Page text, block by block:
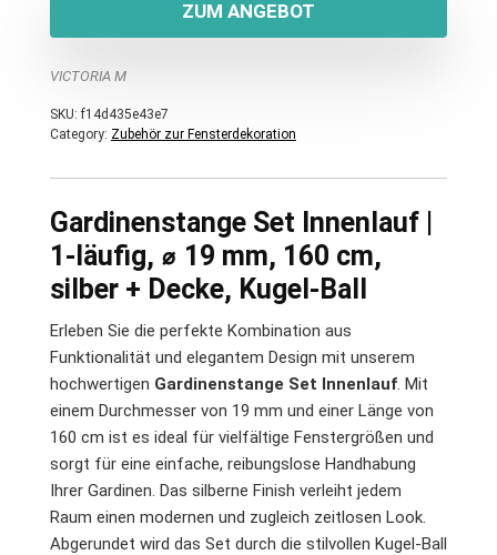
ZUM ANGEBOT
VICTORIA M
SKU:f14d435e43e7
Category: Zubehör zur Fensterdekoration
Gardinenstange Set Innenlauf |
1-läufig, ⌀ 19 mm, 160 cm,
silber + Decke, Kugel-Ball
Erleben Sie die perfekte Kombination aus
Funktionalität und elegantem Design mit unserem
hochwertigen Gardinenstange Set Innenlauf. Mit
einem Durchmesser von 19 mm und einer Länge von
160 cm ist es ideal für vielfältige Fenstergrößen und
sorgt für eine einfache, reibungslose Handhabung
Ihrer Gardinen. Das silberne Finish verleiht jedem
Raum einen modernen und zugleich zeitlosen Look.
Abgerundet wird das Set durch die stilvollen Kugel-Ball